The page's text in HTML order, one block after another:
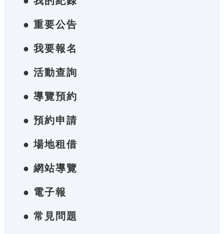
● 重要公告
● 我要報名
● 活動查詢
● 導覽預約
● 預約申請
● 場地租借
● 網站導覽
● 電子報
● 常見問題